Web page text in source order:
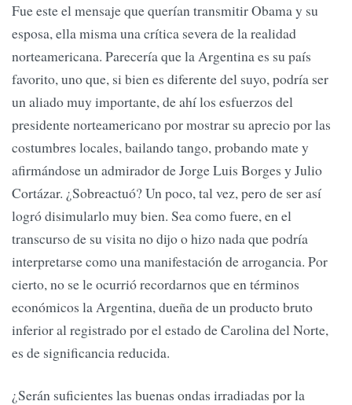
Fue este el mensaje que querían transmitir Obama y su
esposa, ella misma una crítica severa de la realidad
norteamericana. Parecería que la Argentina es su país
favorito, uno que, si bien es diferente del suyo, podría ser
un aliado muy importante, de ahí los esfuerzos del
presidente norteamericano por mostrar su aprecio por las
costumbres locales, bailando tango, probando mate y
afirmándose un admirador de Jorge Luis Borges y Julio
Cortázar. ¿Sobreactuó? Un poco, tal vez, pero de ser así
logró disimularlo muy bien. Sea como fuere, en el
transcurso de su visita no dijo o hizo nada que podría
interpretarse como una manifestación de arrogancia. Por
cierto, no se le ocurrió recordarnos que en términos
económicos la Argentina, dueña de un producto bruto
inferior al registrado por el estado de Carolina del Norte,
es de significancia reducida.
¿Serán suficientes las buenas ondas irradiadas por la